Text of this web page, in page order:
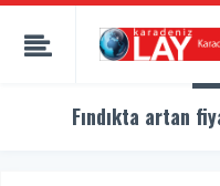
Fındıkta artan